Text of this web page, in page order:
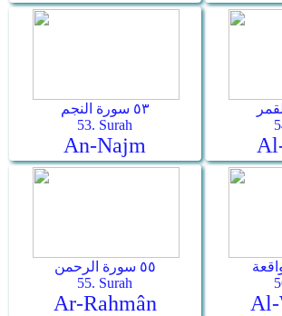
٥٣ سورة النجم
53. Surah
An-Najm
٥٥ سورة الرحمن
55. Surah
Ar-Rahmân Al-